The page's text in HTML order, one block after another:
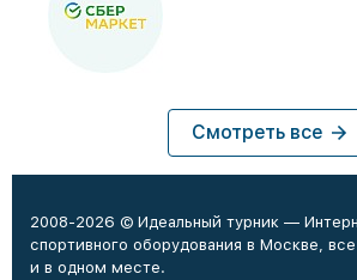
Смотреть все
2008-2026 © Идеальный турник —
спортивного оборудования в Москве,
и в одном месте.